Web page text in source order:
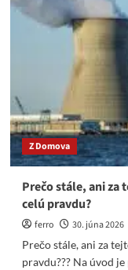
je
hanba?
bolesť
iných
krmí
Z Domova
Prečo stále, ani za
celú pravdu?
ferro
30. júna 2026
Prečo stále, ani za
pravdu??? Na úvod